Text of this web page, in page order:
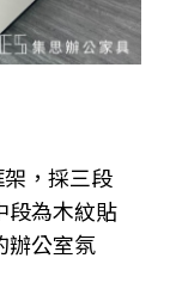
，採三段
段為木紋貼
辦公室氛